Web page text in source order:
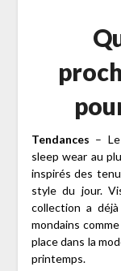
Tendances –
sleep wear au
inspirés des
style du jour.
collection a
mondains
place dans la
printemps.